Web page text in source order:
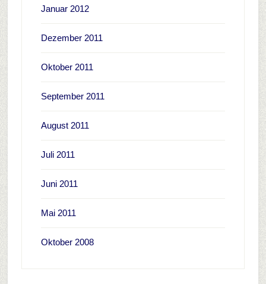
Januar 2012
Dezember 2011
Oktober 2011
September 2011
August 2011
Juli 2011
Juni 2011
Mai 2011
Oktober 2008